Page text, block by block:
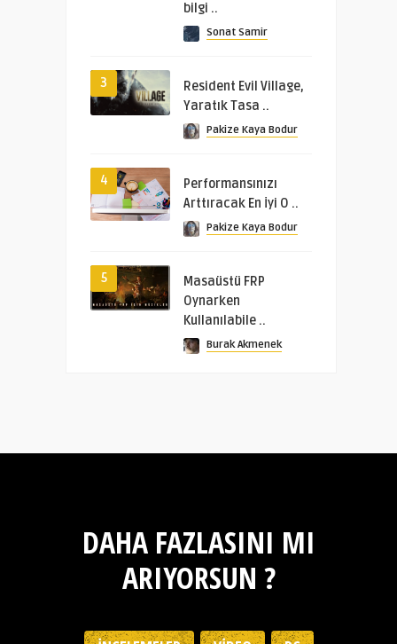
bilgi ..
Sonat Samir
3
Resident Evil Village,
Yaratık Tasa ..
Pakize Kaya Bodur
4
Performansınızı
Arttıracak En İyi O ..
Pakize Kaya Bodur
5
Masaüstü FRP
Oynarken
Kullanılabile ..
Burak Akmenek
DAHA FAZLASINI MI
ARIYORSUN ?